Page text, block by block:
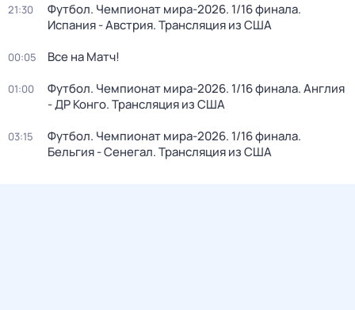
21:30
Футбол. Чемпионат мира-2026. 1/16 финала.
Испания - Австрия. Трансляция из США
00:05 Все на Матч!
01:00
Футбол. Чемпионат мира-2026. 1/16 финала. Англия
- ДР Конго. Трансляция из США
03:15
Футбол. Чемпионат мира-2026. 1/16 финала.
Бельгия - Сенегал. Трансляция из США